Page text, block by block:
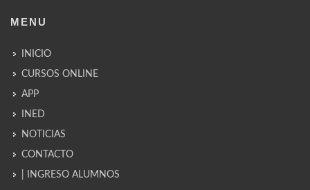
MENU
INICIO
CURSOS ONLINE
APP
INED
NOTICIAS
CONTACTO
| INGRESO ALUMNOS